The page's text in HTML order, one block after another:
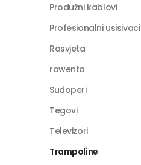
Produžni kablovi
Profesionalni usisivaci
Rasvjeta
rowenta
Sudoperi
Tegovi
Televizori
Trampoline